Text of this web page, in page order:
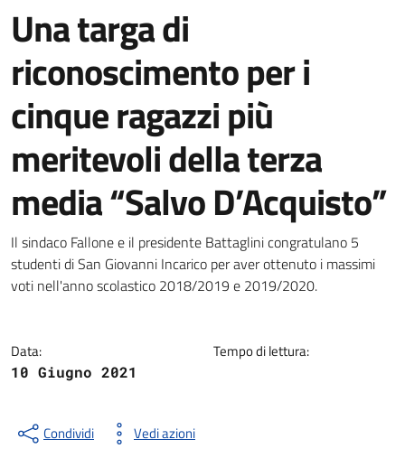
Una targa di
riconoscimento per i
cinque ragazzi più
meritevoli della terza
media “Salvo D’Acquisto”
Dettagli della notizia
Il sindaco Fallone e il presidente Battaglini congratulano 5
studenti di San Giovanni Incarico per aver ottenuto i massimi
voti nell'anno scolastico 2018/2019 e 2019/2020.
Data:
10 Giugno 2021
Tempo di lettura:
Condividi Vedi azioni